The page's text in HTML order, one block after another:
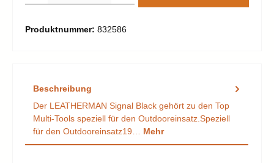
Produktnummer: 832586
Beschreibung
Der LEATHERMAN Signal Black gehört zu den Top
Multi-Tools speziell für den Outdooreinsatz.Speziell
für den Outdooreinsatz19… Mehr